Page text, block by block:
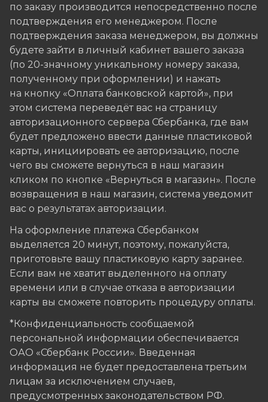
по заказу производится непосредственно после
подтверждения его менеджером. После
подтверждения заказа менеджером, вы должны
будете зайти в личный кабинет вашего заказа
(по 20-значному уникальному номеру заказа,
полученному при оформлении) и нажать
на кнопку «Оплата банковской картой», при
этом система переведёт вас на страницу
авторизационного сервера Сбербанка, где вам
будет предложено ввести данные пластиковой
карты, инициировать ее авторизацию, после
чего вы сможете вернуться в наш магазин
кликом по кнопке «Вернуться в магазин». После
возвращения в наш магазин, система уведомит
вас о результатах авторизации.
На оформление платежа Сбербанком
выделяется 20 минут, поэтому, пожалуйста,
приготовьте вашу пластиковую карту заранее.
Если вам не хватит выделенного на оплату
времени или в случае отказа в авторизации
карты вы сможете повторить процедуру оплаты.
*Конфиденциальность сообщаемой
персональной информации обеспечивается
ОАО «Сбербанк России». Введенная
информация не будет предоставлена третьим
лицам за исключением случаев,
предусмотренных законодательством РФ.